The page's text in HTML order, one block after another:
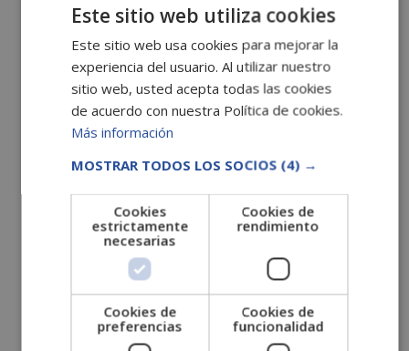
septiembre 2022
agosto 2022
julio 2022
junio 2022
mayo 2022
marzo 2022
febrero 2022
enero 2022
diciembre 2021
noviembre 2021
octubre 2021
septiembre 2021
Este sitio web utiliza cookies
Este sitio web usa cookies para mejorar la
experiencia del usuario. Al utilizar nuestro
sitio web, usted acepta todas las cookies
de acuerdo con nuestra Política de cookies.
Más información
MOSTRAR TODOS LOS SOCIOS (4) →
Cookies
estrictamente
necesarias
Cookies de
rendimiento
Cookies de
preferencias
Cookies de
funcionalidad